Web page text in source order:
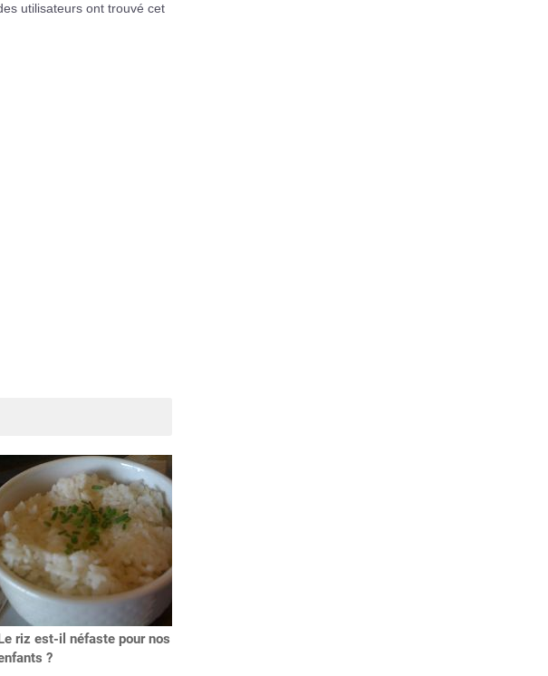
utilisateurs ont trouvé cet
riz est-il néfaste pour nos
?